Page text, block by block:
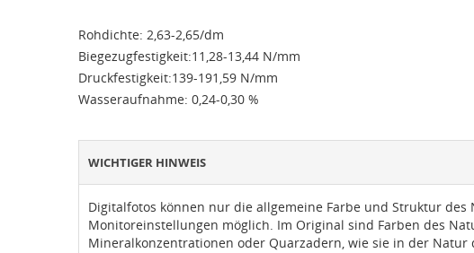
Rohdichte: 2,63-2,65/dm
Biegezugfestigkeit:11,28-13,44 N/mm
Druckfestigkeit:139-191,59 N/mm
Wasseraufnahme: 0,24-0,30 %
WICHTIGER HINWEIS
Digitalfotos können nur die allgemeine Farbe und Struktur
Monitoreinstellungen möglich. Im Original sind Farben des
Mineralkonzentrationen oder Quarzadern, wie sie in der